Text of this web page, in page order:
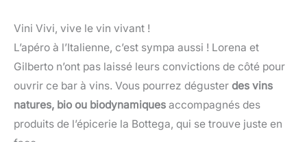
Vini Vivi, vive le vin vivant !
L’apéro à l’Italienne, c’est sympa aussi ! Lorena et
Gilberto n’ont pas laissé leurs convictions de côté pour
ouvrir ce bar à vins. Vous pourrez déguster des vins
natures, bio ou biodynamiques accompagnés des
produits de l’épicerie la Bottega, qui se trouve juste en